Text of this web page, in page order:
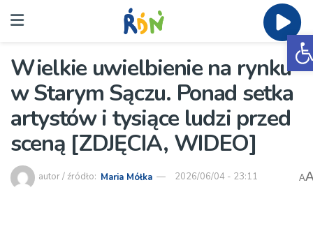
Wielkie uwielbienie na rynku
w Starym Sączu. Ponad setka
artystów i tysiące ludzi przed
sceną [ZDJĘCIA, WIDEO]
autor / źródło: Maria Mółka 2026/06/04 - 23:11 A